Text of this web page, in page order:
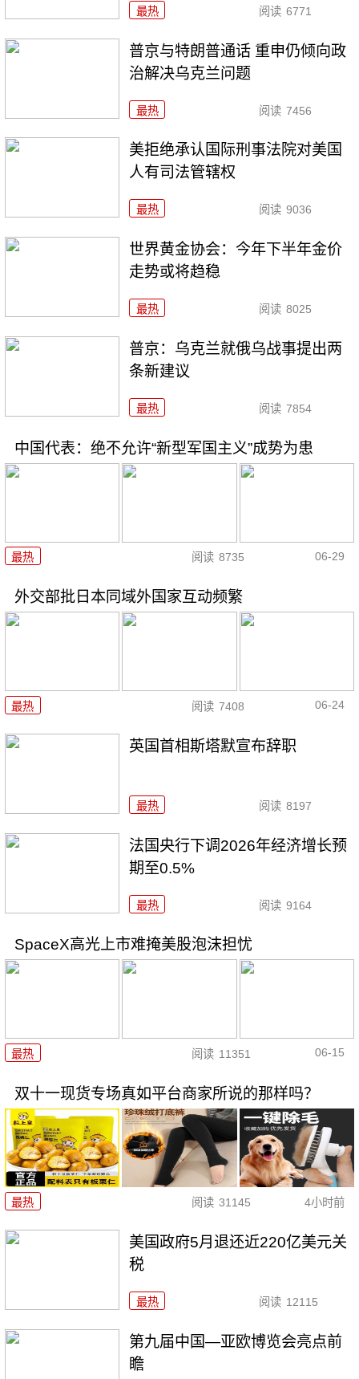
最热 阅读 6771
普京与特朗普通话 重申仍倾向政
治解决乌克兰问题
最热 阅读 7456
美拒绝承认国际刑事法院对美国
人有司法管辖权
最热 阅读 9036
世界黄金协会：今年下半年金价
走势或将趋稳
最热 阅读 8025
普京：乌克兰就俄乌战事提出两
条新建议
最热 阅读 7854
中国代表：绝不允许“新型军国主义”成势为患
最热 阅读 8735 06-29
外交部批日本同域外国家互动频繁
最热 阅读 7408 06-24
英国首相斯塔默宣布辞职
最热 阅读 8197
法国央行下调2026年经济增长预
期至0.5%
最热 阅读 9164
SpaceX高光上市难掩美股泡沫担忧
最热 阅读 11351 06-15
双十一现货专场真如平台商家所说的那样吗？
最热 阅读 31145 4小时前
美国政府5月退还近220亿美元关
税
最热 阅读 12115
第九届中国—亚欧博览会亮点前
瞻